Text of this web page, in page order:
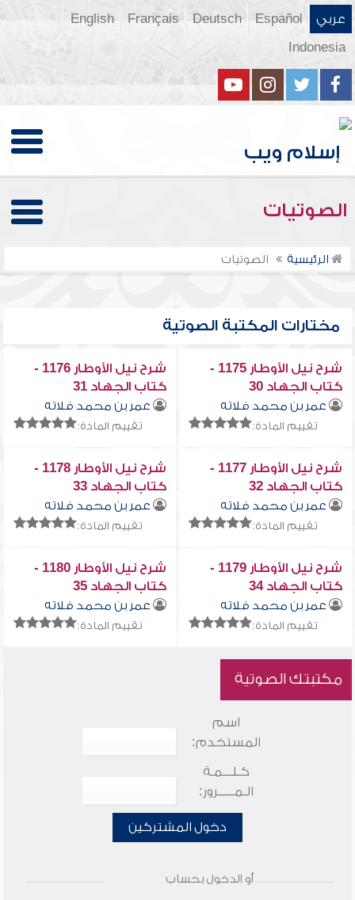
عربي Español
Deutsch
Français
English
Indonesia
الصوتيات
الرئيسية الصوتيات
مختارات المكتبة الصوتية
شرح نيل الأوطار 1175 -
كتاب الجهاد 30
عمر بن محمد فلاته
تقييم المادة:
شرح نيل الأوطار 1176 -
كتاب الجهاد 31
عمر بن محمد فلاته
تقييم المادة:
شرح نيل الأوطار 1177 -
كتاب الجهاد 32
عمر بن محمد فلاته
تقييم المادة:
شرح نيل الأوطار 1178 -
كتاب الجهاد 33
عمر بن محمد فلاته
تقييم المادة:
شرح نيل الأوطار 1179 -
كتاب الجهاد 34
عمر بن محمد فلاته
تقييم المادة:
شرح نيل الأوطار 1180 -
كتاب الجهاد 35
عمر بن محمد فلاته
تقييم المادة:
مكتبتك الصوتية
اسم
المستخدم:
كـلـــمـة
الـمـــــرور:
دخول المشتركين
أو الدخول بحساب